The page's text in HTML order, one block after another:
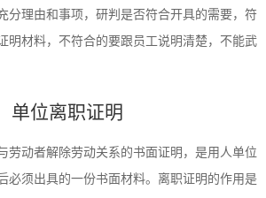
分理由和事项，研判是否符合开具的需要，符
明材料，不符合的要跟员工说明清楚，不能武
单位离职证明
劳动者解除劳动关系的书面证明，是用人单位
必须出具的一份书面材料。离职证明的作用是